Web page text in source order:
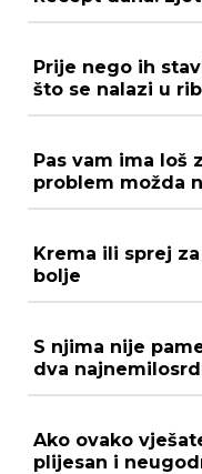
Prije nego ih
što se nalazi u
Pas vam ima loš
problem možda
Krema ili sprej
bolje
S njima nije
dva
Ako ovako
plijesan i